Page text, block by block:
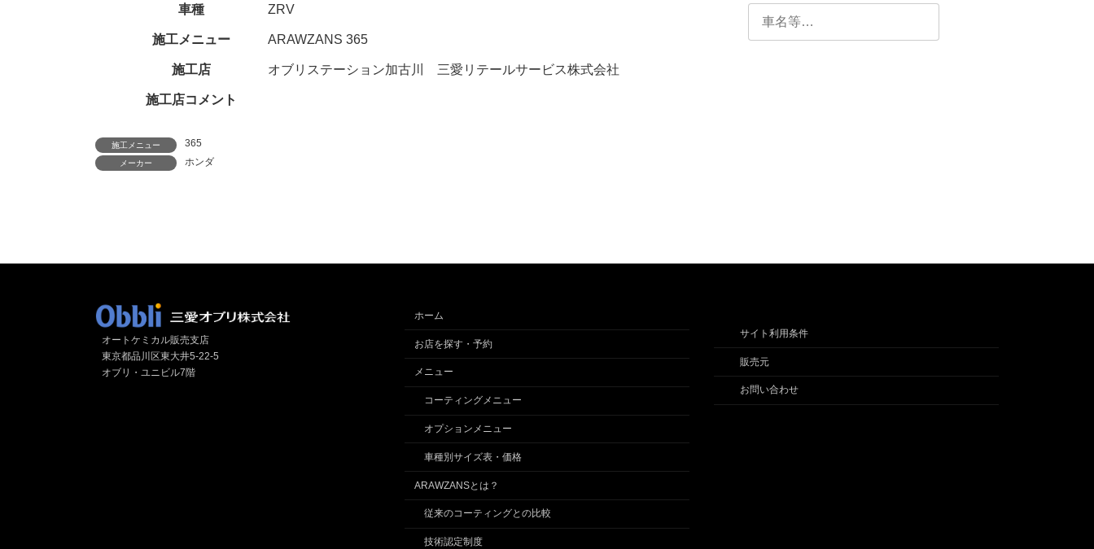
車種 ZRV
施工メニュー ARAWZANS 365
施工店 オブリステーション加古川 三愛リテールサービス株式会社
施工店コメント
施工メニュー 365
メーカー ホンダ
オートケミカル販売支店
東京都品川区東大井5-22-5
オブリ・ユニビル7階
ホーム
お店を探す・予約
メニュー
コーティングメニュー
オプションメニュー
車種別サイズ表・価格
ARAWZANSとは？
従来のコーティングとの比較
技術認定制度
サイト利用条件
販売元
お問い合わせ